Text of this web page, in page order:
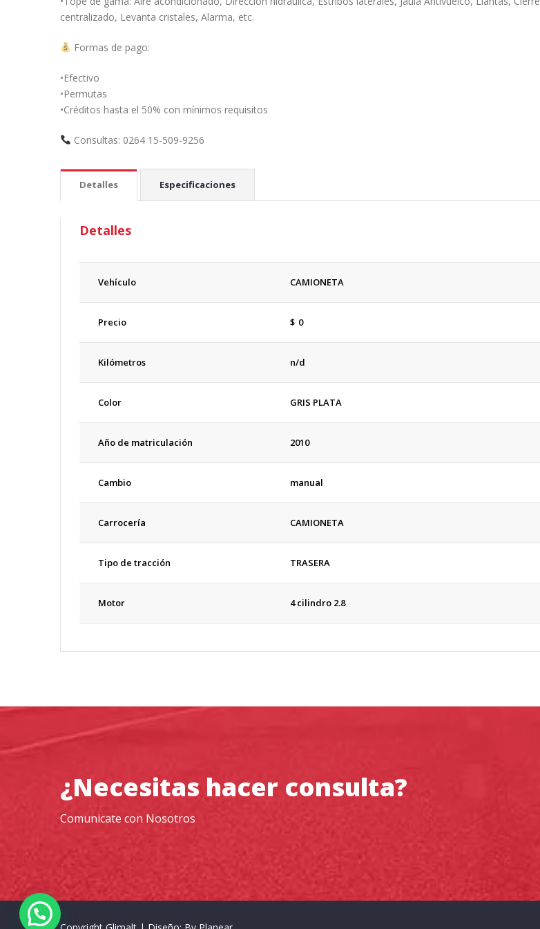
centralizado, Levanta cristales, Alarma, etc.
Formas de pago:
•Efectivo
•Permutas
•Créditos hasta el 50% con mínimos requisitos
Consultas: 0264 15-509-9256
Detalles Especificaciones
Detalles
Vehículo CAMIONETA
Precio $ 0
Kilómetros n/d
Color GRIS PLATA
Año de matriculación 2010
Cambio manual
Carrocería CAMIONETA
Tipo de tracción TRASERA
Motor 4 cilindro 2.8
¿Necesitas hacer consulta?
Comunicate con Nosotros